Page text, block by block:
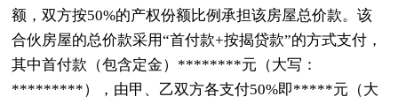
额，双方按50%的产权份额比例承担该房屋总价款。该
合伙房屋的总价款采用“首付款+按揭贷款”的方式支付，
其中首付款（包含定金）********元（大写：
*********），由甲、乙双方各支付50%即*****元（大